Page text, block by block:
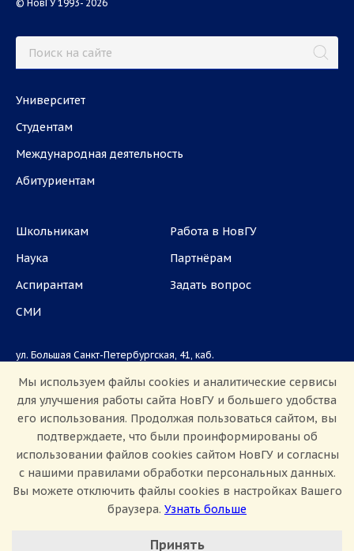
© НовГУ 1993- 2026
Университет
Студентам
Международная деятельность
Абитуриентам
Школьникам
Наука
Аспирантам
СМИ
Работа в НовГУ
Партнёрам
Задать вопрос
ул. Большая Санкт-Петербургская, 41, каб.
Приемная комиссия: +7(8162)33-20-44
Сведения о доходах
Мы используем файлы cookies и аналитические сервисы
для улучшения работы сайта НовГУ и большего удобства
его использования. Продолжая пользоваться сайтом, вы
подтверждаете, что были проинформированы об
использовании файлов cookies сайтом НовГУ и согласны
с нашими правилами обработки персональных данных.
Вы можете отключить файлы cookies в настройках Вашего
браузера. Узнать больше
Принять